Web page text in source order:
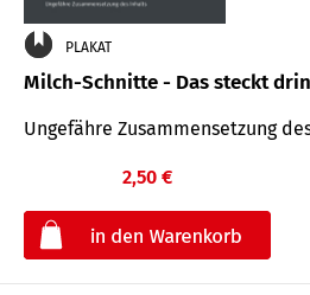
PLAKAT
Milch-Schnitte - Das steckt drin
Ungefähre Zu­sammen­setzung
2,50 €